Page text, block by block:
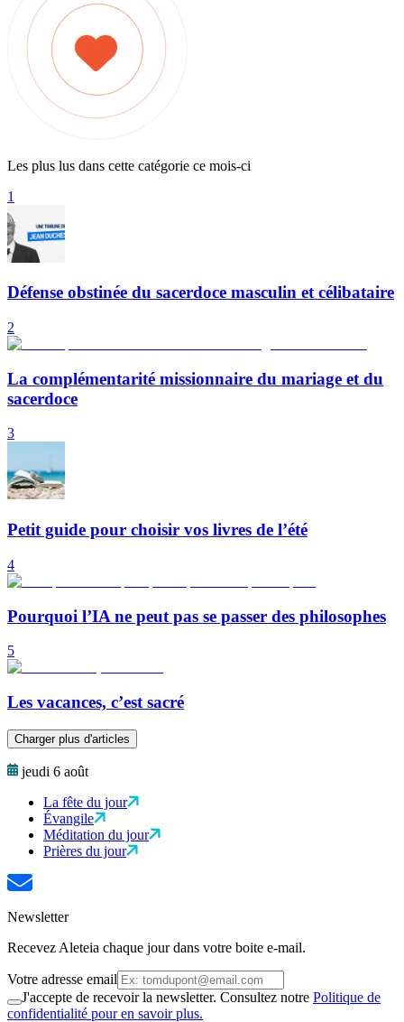
Les plus lus dans cette catégorie ce mois-ci
1
Défense obstinée du sacerdoce masculin et célibataire
2
La complémentarité missionnaire du mariage et du
sacerdoce
3
Petit guide pour choisir vos livres de l’été
4
Pourquoi l’IA ne peut pas se passer des philosophes
5
Les vacances, c’est sacré
Charger plus d'articles
jeudi 6 août
La fête du jour
Évangile
Méditation du jour
Prières du jour
Newsletter
Recevez Aleteia chaque jour dans votre boite e-mail.
Votre adresse email
J'accepte de recevoir la newsletter. Consultez notre Politique de
confidentialité pour en savoir plus.